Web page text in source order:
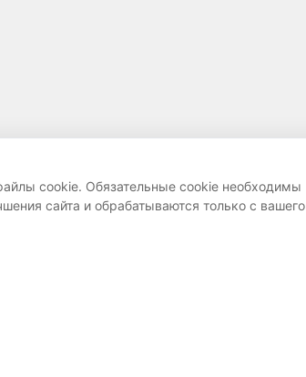
cookie. Обязательные cookie необходимы
сайта и обрабатываются только с вашего